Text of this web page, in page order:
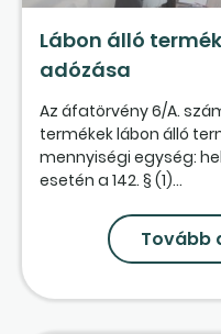
Lábon álló
adózása
Az áfatörvény 6/A.
termékek lábon álló
mennyiségi egység:
esetén a 142. § (1)...
Tovább